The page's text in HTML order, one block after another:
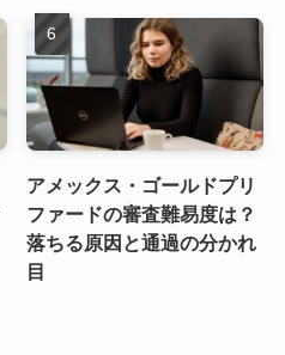
アメックス・ゴールドプリ
ファードの審査難易度は？
落ちる原因と通過の分かれ
目